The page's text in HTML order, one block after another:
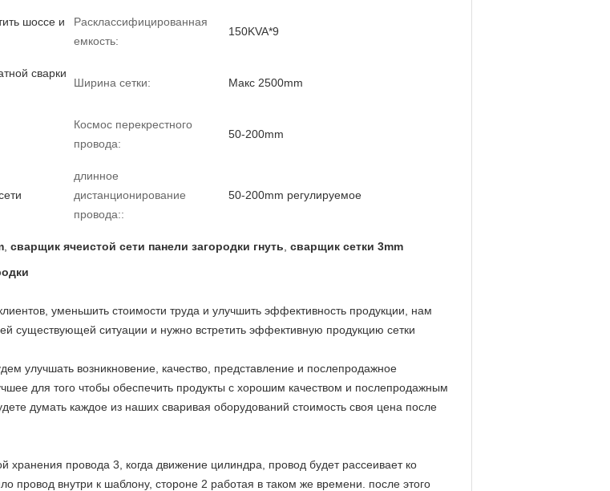
шоссе и
Расклассифицированная
емкость:
150KVA*9
сварки
Ширина сетки: Макс 2500mm
Космос перекрестного
провода:
50-200mm
длинное
дистанционирование
провода::
50-200mm регулируемое
сварщик ячеистой сети панели загородки гнуть сварщик сетки 3mm
уменьшить стоимости труда и улучшить эффективность продукции, нам
существующей ситуации и нужно встретить эффективную продукцию сетки
улучшать возникновение, качество, представление и послепродажное
для того чтобы обеспечить продукты с хорошим качеством и послепродажным
думать каждое из наших сваривая оборудований стоимость своя цена после
хранения провода 3, когда движение цилиндра, провод будет рассеивает ко
провод внутри к шаблону, стороне 2 работая в таком же времени. после этого